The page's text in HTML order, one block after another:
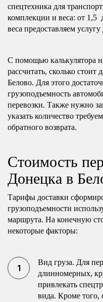
спецтехника для
комплекции и веса: от 1,5
веса предоставляем
С помощью калькулятора
рассчитать, сколько стоит
Белово. Для этого
грузоподъемность
перевозки. Также нужно
указать количество
обратного возврата.
Стоимость
Донецка в
Тарифы доставки
грузоподъемности
маршрута. На конечную
некоторые факторы:
Вид груза. Для
длинномерных,
привлекать
вида. Кроме того,